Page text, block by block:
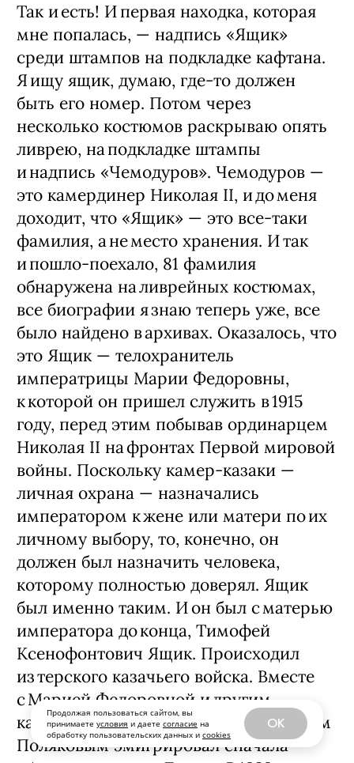
Продолжая пользоваться сайтом, вы
принимаете условия и даете согласие на
обработку пользовательских данных и cookies
OK
Так и есть! И первая находка, которая
мне попалась, — ​надпись «Ящик»
среди штампов на подкладке кафтана.
Я ищу ящик, думаю, где‑то должен
быть его номер. Потом через
несколько костюмов раскрываю опять
ливрею, на подкладке штампы
и надпись «Чемодуров». Чемодуров — ​
это камердинер Николая II, и до меня
доходит, что «Ящик» — ​это все‑таки
фамилия, а не место хранения. И так
и пошло-­поехало, 81 фамилия
обнаружена на ливрейных костюмах,
все биографии я знаю теперь уже, все
было найдено в архивах. Оказалось, что
это Ящик — ​телохранитель
императрицы Марии Федоровны,
к которой он пришел служить в 1915
году, перед этим побывав ординарцем
Николая II на фронтах Первой мировой
вой­ны. Поскольку камер-­казаки —
личная охрана — ​назначались
императором к жене или матери по их
личному выбору, то, конечно, он
должен был назначить человека,
которому полностью доверял. Ящик
был именно таким. И он был с матерью
императора до конца, Тимофей
Ксенофонтович Ящик. Происходил
из терского казачьего вой­ска. Вместе
с Марией Федоровной и другим
камер-­казаком Кириллом Ивановичем
Поляковым эмигрировал сначала